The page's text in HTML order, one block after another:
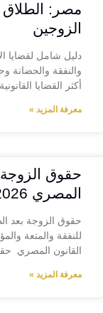
مصر: الطلاق
الزوجين
دليل شامل لقضايا
والنفقة والحضانة
أكثر القضايا
معرفة المزيد »
حقوق الزوجة
المصري 2026
للنفقة والمتعة
القانون المصري
معرفة المزيد »